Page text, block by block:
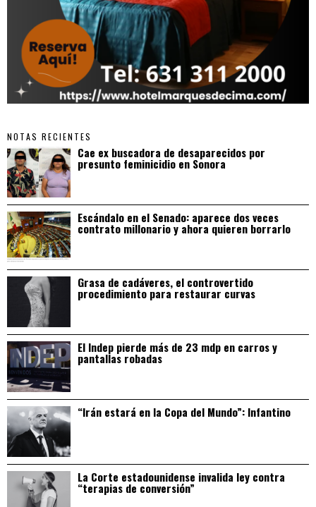
NOTAS RECIENTES
Cae ex buscadora de desaparecidos por
presunto feminicidio en Sonora
Escándalo en el Senado: aparece dos veces
contrato millonario y ahora quieren borrarlo
Grasa de cadáveres, el controvertido
procedimiento para restaurar curvas
El Indep pierde más de 23 mdp en carros y
pantallas robadas
“Irán estará en la Copa del Mundo”: Infantino
La Corte estadounidense invalida ley contra
“terapias de conversión”